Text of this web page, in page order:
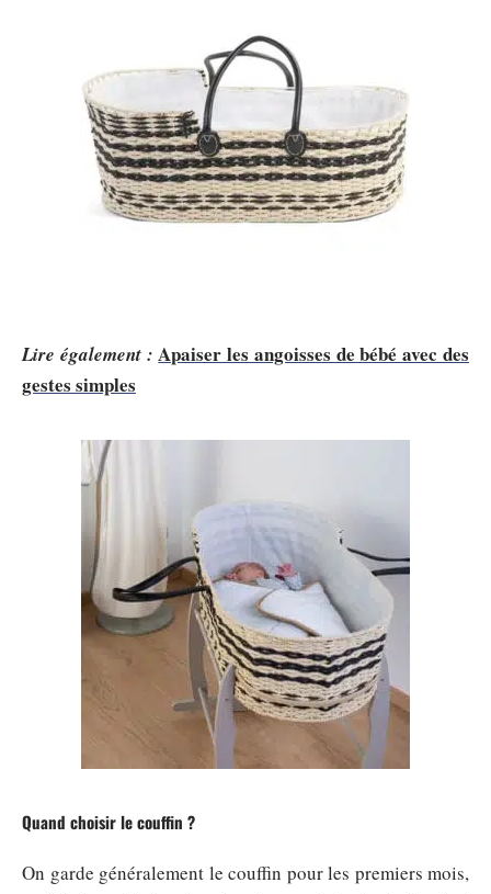
Lire également : Apaiser les angoisses de bébé avec des
gestes simples
Quand choisir le couffin ?
On garde généralement le couffin pour les premiers mois,